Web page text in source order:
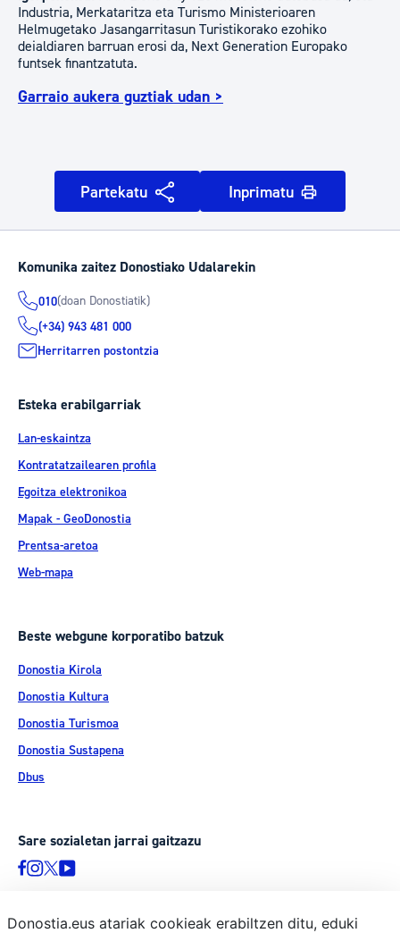
Industria, Merkataritza eta Turismo Ministerioaren
Helmugetako Jasangarritasun Turistikorako ezohiko
deialdiaren barruan erosi da, Next Generation Europako
funtsek finantzatuta.
Garraio aukera guztiak udan >
Partekatu Inprimatu
Komunika zaitez Donostiako Udalarekin
010(doan Donostiatik)
(+34) 943 481 000
Herritarren postontzia
Esteka erabilgarriak
Lan-eskaintza
Kontratatzailearen profila
Egoitza elektronikoa
Mapak - GeoDonostia
Prentsa-aretoa
Web-mapa
Beste webgune korporatibo batzuk
Donostia Kirola
Donostia Kultura
Donostia Turismoa
Donostia Sustapena
Dbus
Sare sozialetan jarrai gaitzazu
Donostia.eus atariak cookieak erabiltzen ditu, eduki